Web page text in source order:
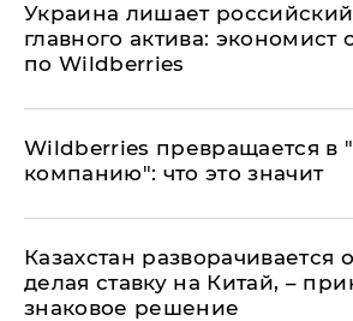
​Украина лишает
главного актива: экономист
по Wildberries
Wildberries превращается в
компанию": что это значит
Казахстан разворачивается
делая ставку на Китай, –
знаковое решение